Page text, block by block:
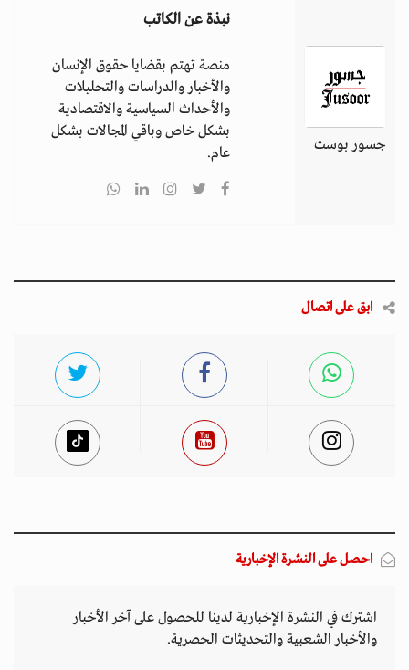
جسور بوست
نبذة عن الكاتب
منصة تهتم بقضايا حقوق الإنسان
والأخبار والدراسات والتحليلات
والأحداث السياسية والاقتصادية
بشكل خاص وباقي المجالات بشكل
عام.
ابق على اتصال
احصل على النشرة الإخبارية
اشترك في النشرة الإخبارية لدينا للحصول على آخر الأخبار
والأخبار الشعبية والتحديثات الحصرية.